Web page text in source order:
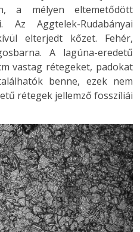
a mélyen eltemetődött
Aggtelek-Rudabányai
elterjedt kőzet. Fehér,
A lagúna-eredetű
vastag rétegeket, padokat
benne, ezek nem
rétegek jellemző fosszíliái